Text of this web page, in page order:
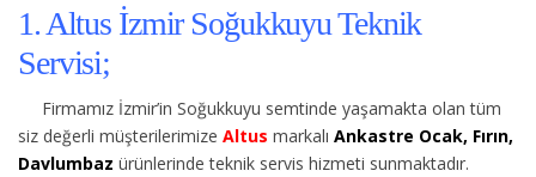
1. Altus İzmir Soğukkuyu Teknik
Servisi;
Firmamız İzmir’in Soğukkuyu semtinde yaşamakta olan tüm
siz değerli müşterilerimize Altus markalı Ankastre Ocak, Fırın,
Davlumbaz ürünlerinde teknik servis hizmeti sunmaktadır.